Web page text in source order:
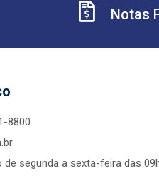
Notas
8800
de segunda a sexta-feira das